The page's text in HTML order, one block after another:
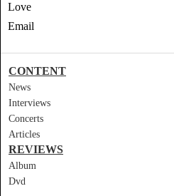
Love
Email
CONTENT
News
Interviews
Concerts
Articles
REVIEWS
Album
Dvd